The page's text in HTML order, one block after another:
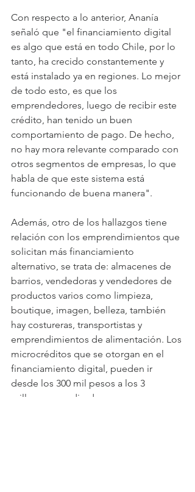
Con respecto a lo anterior, Ananía
señaló que "el financiamiento digital
es algo que está en todo Chile, por lo
tanto, ha crecido constantemente y
está instalado ya en regiones. Lo mejor
de todo esto, es que los
emprendedores, luego de recibir este
crédito, han tenido un buen
comportamiento de pago. De hecho,
no hay mora relevante comparado con
otros segmentos de empresas, lo que
habla de que este sistema está
funcionando de buena manera".
Además, otro de los hallazgos tiene
relación con los emprendimientos que
solicitan más financiamiento
alternativo, se trata de: almacenes de
barrios, vendedoras y vendedores de
productos varios como limpieza,
boutique, imagen, belleza, también
hay costureras, transportistas y
emprendimientos de alimentación. Los
microcréditos que se otorgan en el
financiamiento digital, pueden ir
desde los 300 mil pesos a los 3
millones y medio de pesos.